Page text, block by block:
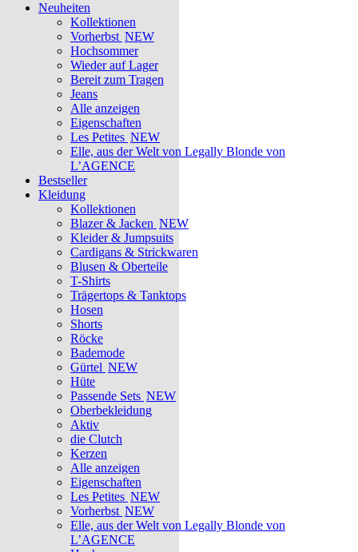
Neuheiten
Kollektionen
Vorherbst NEW
Hochsommer
Wieder auf Lager
Bereit zum Tragen
Jeans
Alle anzeigen
Eigenschaften
Les Petites NEW
Elle, aus der Welt von Legally Blonde von
L’AGENCE
Bestseller
Kleidung
Kollektionen
Blazer & Jacken NEW
Kleider & Jumpsuits
Cardigans & Strickwaren
Blusen & Oberteile
T-Shirts
Trägertops & Tanktops
Hosen
Shorts
Röcke
Bademode
Gürtel NEW
Hüte
Passende Sets NEW
Oberbekleidung
Aktiv
die Clutch
Kerzen
Alle anzeigen
Eigenschaften
Les Petites NEW
Vorherbst NEW
Elle, aus der Welt von Legally Blonde von
L’AGENCE